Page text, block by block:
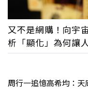
又不是網購！向宇
析「顯化」為何讓
周行一追憶高希均：